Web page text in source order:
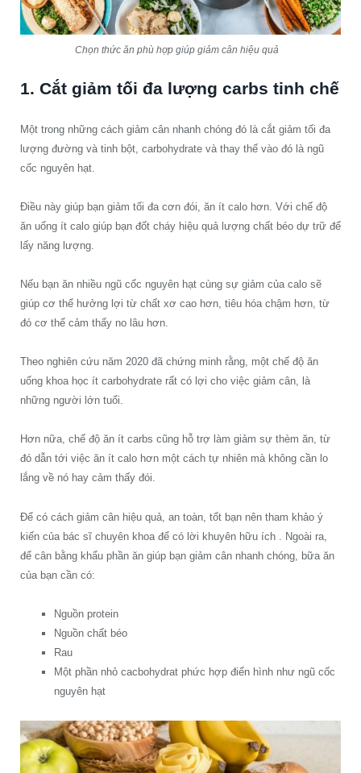
Chọn thức ăn phù hợp giúp giảm cân hiệu quả
1. Cắt giảm tối đa lượng carbs tinh chế
Một trong những cách giảm cân nhanh chóng đó là cắt giảm tối đa
lượng đường và tinh bột, carbohydrate và thay thế vào đó là ngũ
cốc nguyên hạt.
Điều này giúp bạn giảm tối đa cơn đói, ăn ít calo hơn. Với chế độ
ăn uống ít calo giúp bạn đốt cháy hiệu quả lượng chất béo dự trữ để
lấy năng lượng.
Nếu bạn ăn nhiều ngũ cốc nguyên hạt cùng sự giảm của calo sẽ
giúp cơ thể hưởng lợi từ chất xơ cao hơn, tiêu hóa chậm hơn, từ
đó cơ thể cảm thấy no lâu hơn.
Theo nghiên cứu năm 2020 đã chứng minh rằng, một chế độ ăn
uống khoa học ít carbohydrate rất có lợi cho việc giảm cân, là
những người lớn tuổi.
Hơn nữa, chế độ ăn ít carbs cũng hỗ trợ làm giảm sự thèm ăn, từ
đó dẫn tới việc ăn ít calo hơn một cách tự nhiên mà không cần lo
lắng về nó hay cảm thấy đói.
Để có cách giảm cân hiệu quả, an toàn, tốt bạn nên tham khảo ý
kiến của bác sĩ chuyên khoa để có lời khuyên hữu ích . Ngoài ra,
để cân bằng khẩu phần ăn giúp bạn giảm cân nhanh chóng, bữa ăn
của bạn cần có:
Nguồn protein
Nguồn chất béo
Rau
Một phần nhỏ cacbohydrat phức hợp điển hình như ngũ cốc
nguyên hạt